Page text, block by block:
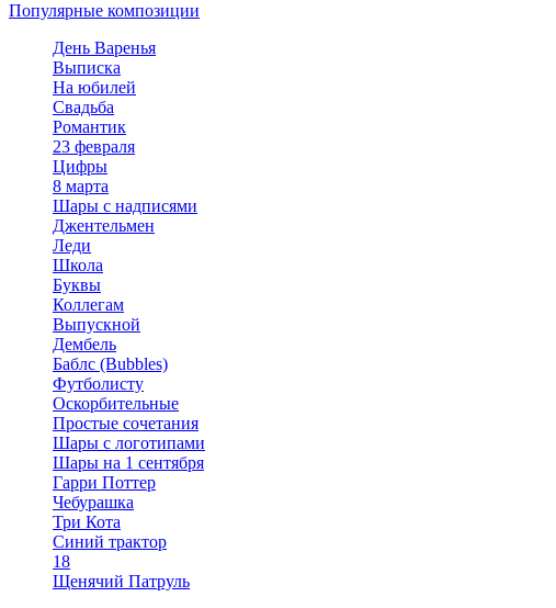
Популярные композиции
День Варенья
Выписка
На юбилей
Свадьба
Романтик
23 февраля
Цифры
8 марта
Шары с надписями
Джентельмен
Леди
Школа
Буквы
Коллегам
Выпускной
Дембель
Баблс (Bubbles)
Футболисту
Оскорбительные
Простые сочетания
Шары с логотипами
Шары на 1 сентября
Гарри Поттер
Чебурашка
Три Кота
Синий трактор
18
Щенячий Патруль